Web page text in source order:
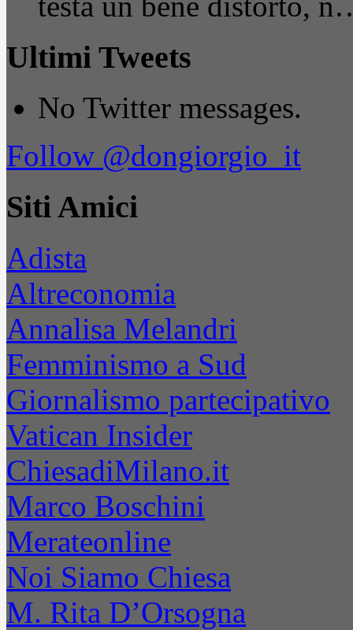
Ultimi Tweets
No Twitter messages.
Follow @dongiorgio_it
Siti Amici
Adista
Altreconomia
Annalisa Melandri
Femminismo a Sud
Giornalismo partecipativo
Vatican Insider
ChiesadiMilano.it
Marco Boschini
Merateonline
Noi Siamo Chiesa
M. Rita D’Orsogna